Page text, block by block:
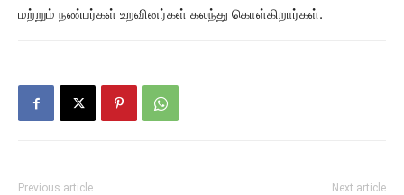
மற்றும் நண்பர்கள் உறவினர்கள் கலந்து கொள்கிறார்கள்.
Previous article Next article